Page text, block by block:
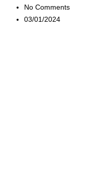
No Comments
03/01/2024